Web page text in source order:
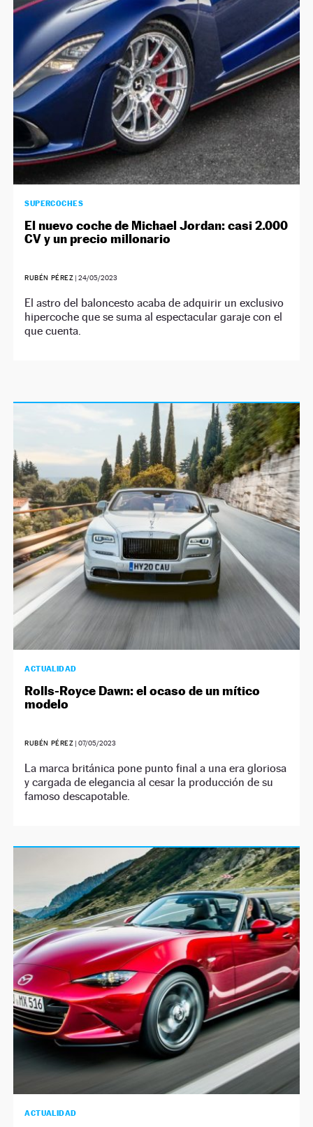
SUPERCOCHES
El nuevo coche de Michael Jordan: casi 2.000
CV y un precio millonario
RUBÉN PÉREZ |24/05/2023
El astro del baloncesto acaba de adquirir un exclusivo
hipercoche que se suma al espectacular garaje con el
que cuenta.
ACTUALIDAD
Rolls-Royce Dawn: el ocaso de un mítico
modelo
RUBÉN PÉREZ |07/05/2023
La marca británica pone punto final a una era gloriosa
y cargada de elegancia al cesar la producción de su
famoso descapotable.
ACTUALIDAD